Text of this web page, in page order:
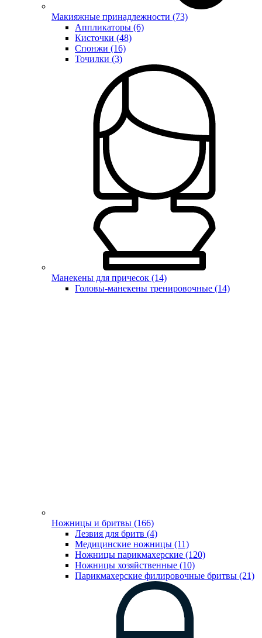
Макияжные принадлежности (73)
Аппликаторы (6)
Кисточки (48)
Спонжи (16)
Точилки (3)
Манекены для причесок (14)
Головы-манекены тренировочные (14)
Ножницы и бритвы (166)
Лезвия для бритв (4)
Медицинские ножницы (11)
Ножницы парикмахерские (120)
Ножницы хозяйственные (10)
Парикмахерские филировочные бритвы (21)